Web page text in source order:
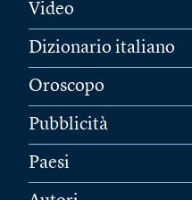
Video
Dizionario italiano
Oroscopo
Pubblicità
Paesi